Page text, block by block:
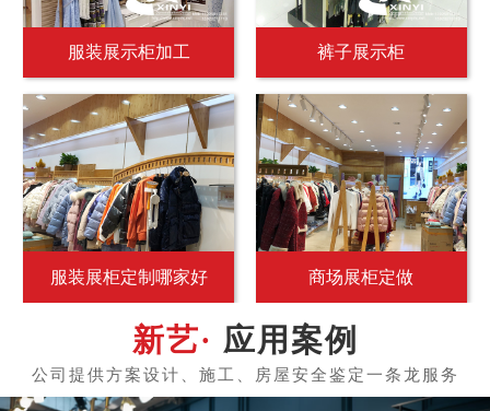
服装展示柜加工 裤子展示柜
服装展柜定制哪家好 商场展柜定做
应用案例